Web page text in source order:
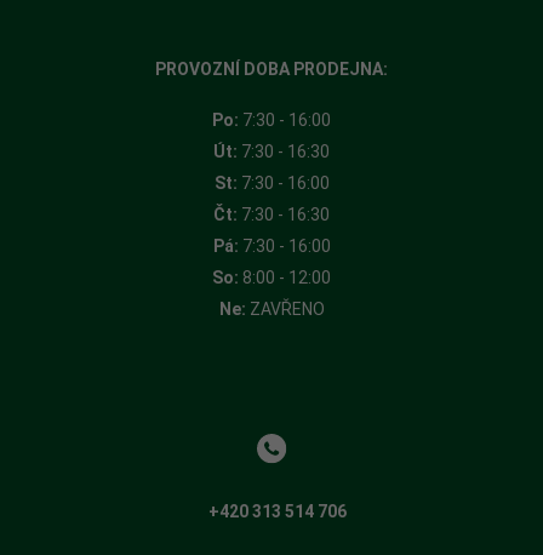
PROVOZNÍ DOBA PRODEJNA:
Po: 7:30 - 16:00
Út: 7:30 - 16:30
St: 7:30 - 16:00
Čt: 7:30 - 16:30
Pá: 7:30 - 16:00
So: 8:00 - 12:00
Ne: ZAVŘENO
+420 313 514 706